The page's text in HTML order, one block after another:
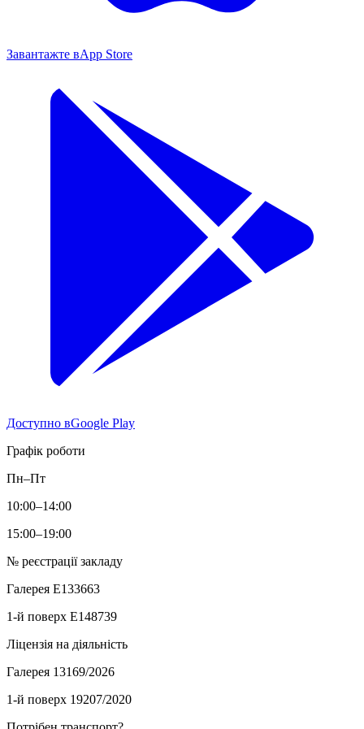
Завантажте вApp Store
Доступно вGoogle Play
Графік роботи
Пн–Пт
10:00–14:00
15:00–19:00
№ реєстрації закладу
Галерея E133663
1-й поверх E148739
Ліцензія на діяльність
Галерея 13169/2026
1-й поверх 19207/2020